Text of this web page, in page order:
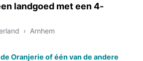
landgoed met een 4-
Arnhem
Oranjerie of één van de andere